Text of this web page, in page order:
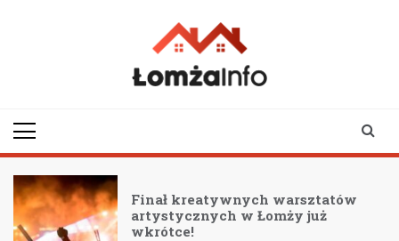
Finał kreatywnych warsztatów
artystycznych w Łomży już
wkrótce!